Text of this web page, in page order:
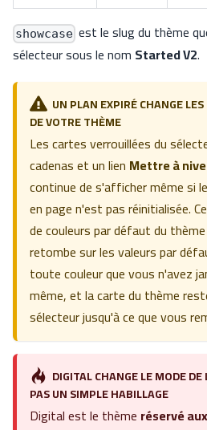
showcase est le slug du thème
sélecteur sous le nom Started V2.
UN PLAN EXPIRÉ CHANGE
DE VOTRE THÈME
Les cartes verrouillées du
cadenas et un lien Mettre à
continue de s'afficher même si
en page n'est pas réinitialisée.
de couleurs par défaut du
retombe sur les valeurs par
toute couleur que vous n'avez
même, et la carte du thème
sélecteur jusqu'à ce que vous
DIGITAL CHANGE LE MODE
PAS UN SIMPLE HABILLAGE
Digital est le thème réservé